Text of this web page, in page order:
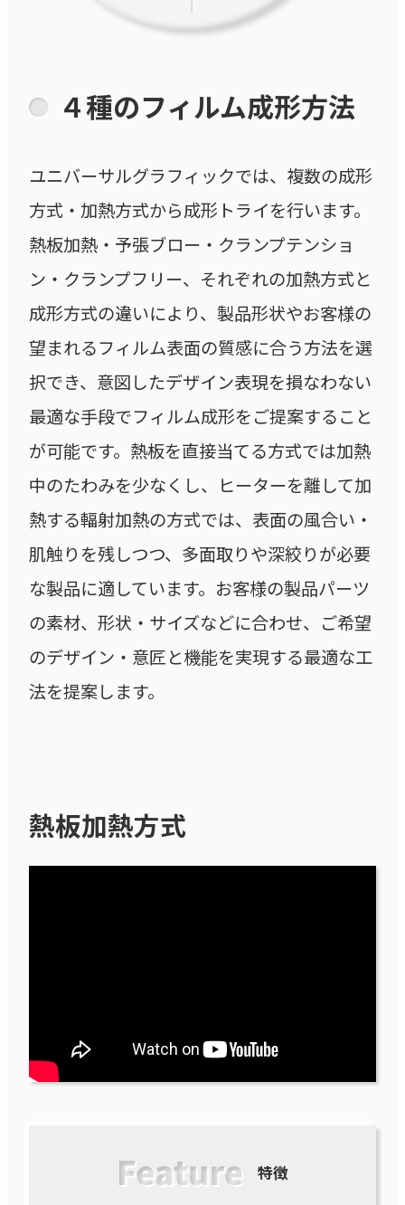
４種のフィルム成形方法
ユニバーサルグラフィックでは、複数の成形
方式・加熱方式から成形トライを行います。
熱板加熱・予張ブロー・クランプテンショ
ン・クランプフリー、それぞれの加熱方式と
成形方式の違いにより、製品形状やお客様の
望まれるフィルム表面の質感に合う方法を選
択でき、意図したデザイン表現を損なわない
最適な手段でフィルム成形をご提案すること
が可能です。熱板を直接当てる方式では加熱
中のたわみを少なくし、ヒーターを離して加
熱する輻射加熱の方式では、表面の風合い・
肌触りを残しつつ、多面取りや深絞りが必要
な製品に適しています。お客様の製品パーツ
の素材、形状・サイズなどに合わせ、ご希望
のデザイン・意匠と機能を実現する最適な工
法を提案します。
熱板加熱方式
特徴